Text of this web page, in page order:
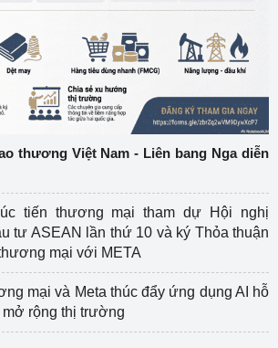
thương Việt Nam - Liên bang Nga diễn
tiến thương mại tham dự Hội nghị
tư ASEAN lần thứ 10 và ký Thỏa thuận
mại với META
mại và Meta thúc đẩy ứng dụng AI hỗ
rộng thị trường